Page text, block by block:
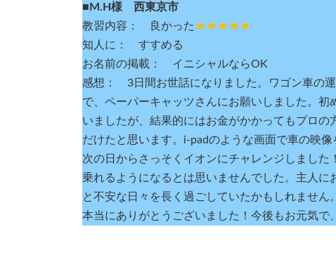
■M.H様 西東京市
教習内容： 良かった★★★★★
知人に： すすめる
お名前の掲載： イニシャルならOK
感想： 3日間お世話になりました。ワゴン車の
で、ペーパーキャッツさんにお願いしました。
いましたが、結果的にはお金がかかってもプロ
だけたと思います。i-padのような画面で車の映
次の日からさっそくイオンにチャレンジしまし
乗れるようになるとは思いませんでした。主人
と不安な日々を長く過ごしていたかもしれません。
本当にありがとうございました！今後もお元気